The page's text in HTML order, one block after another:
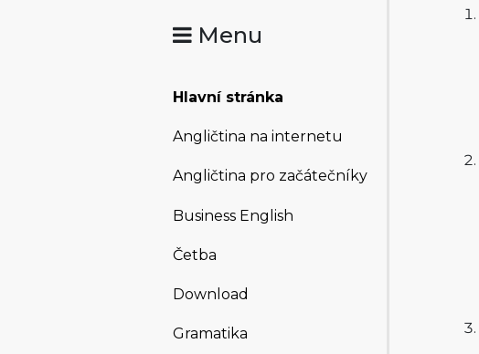
Menu
Hlavní stránka
Angličtina na internetu
Angličtina pro začátečníky
Business English
Četba
Download
Gramatika